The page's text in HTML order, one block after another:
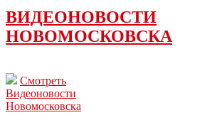
ВИДЕОНОВОСТИ
НОВОМОСКОВСКА
Смотреть
Видеоновости
Новомосковска